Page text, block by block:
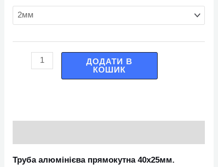
ДОДАТИ В
КОШИК
Труба алюмінієва прямокутна 40х25мм.